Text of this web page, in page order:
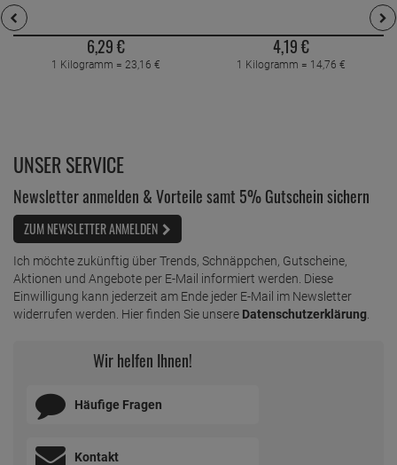
6,29€
1 Kilogramm = 23,16 €
4,19€
1 Kilogramm = 14,76 €
UNSER SERVICE
Newsletter anmelden & Vorteile samt 5% Gutschein sichern
ZUM NEWSLETTER ANMELDEN
Ich möchte zukünftig über Trends, Schnäppchen, Gutscheine,
Aktionen und Angebote per E-Mail informiert werden. Diese
Einwilligung kann jederzeit am Ende jeder E-Mail im Newsletter
widerrufen werden. Hier finden Sie unsere Datenschutzerklärung
Wir helfen Ihnen!
Häufige Fragen
Kontakt